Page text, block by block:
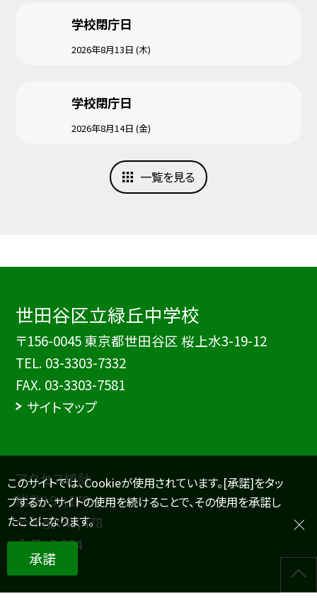
学校閉庁日
2026年8月13日 (木)
学校閉庁日
2026年8月14日 (金)
一覧を見る
世田谷区立緑丘中学校
〒156-0045 東京都世田谷区 桜上水3-19-12
TEL. 03-3303-7332
FAX. 03-3303-7581
サイトマップ
アクセス統計
総数：94,178
今年度：43,478
今月：5,234
本日：556
このサイトでは、Cookieが使用されています。[承諾]をタッ
プするか、サイトの使用を続けることで、その使用を承諾し
たことになります。
承諾